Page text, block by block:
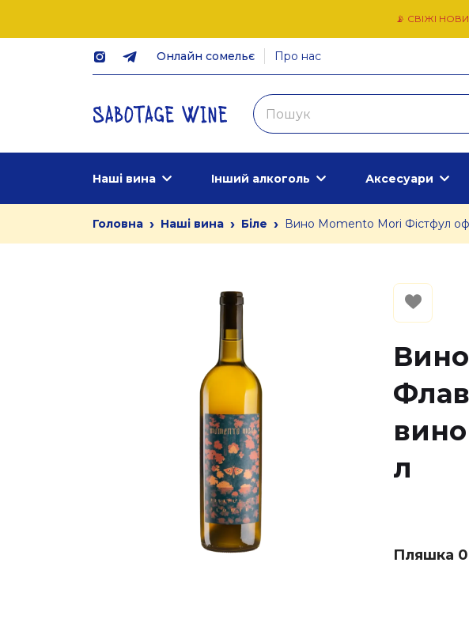
📡 СВІЖІ
Онлайн сомельє Про нас
Наші вина Інший алкоголь Аксесуари
Головна › Наші вина › Біле › Вино Momento Mori Фістфул оф
л
Пляшка